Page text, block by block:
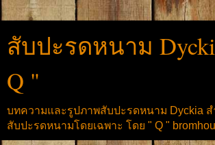
สับปะรดหนาม
Q "
บทความและรูปภาพสับปะรดหนาม Dyckia
สับปะรดหนามโดยเฉพาะ โดย " Q "